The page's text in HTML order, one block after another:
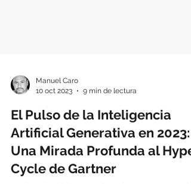
10 oct 2023
9 min de lectura
El Pulso de la Inteligencia
Artificial Generativa en 2023: